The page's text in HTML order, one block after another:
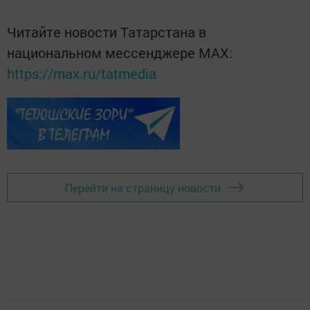
Читайте новости Татарстана в
национальном мессенджере MАХ:
https://max.ru/tatmedia
Перейти на страницу новости